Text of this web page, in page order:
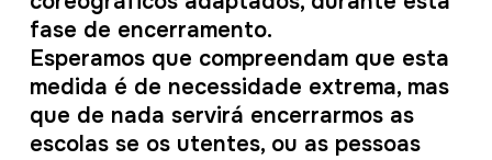
fase de encerramento.
Esperamos que compreendam que esta
medida é de necessidade extrema, mas
que de nada servirá encerrarmos as
escolas se os utentes, ou as pessoas